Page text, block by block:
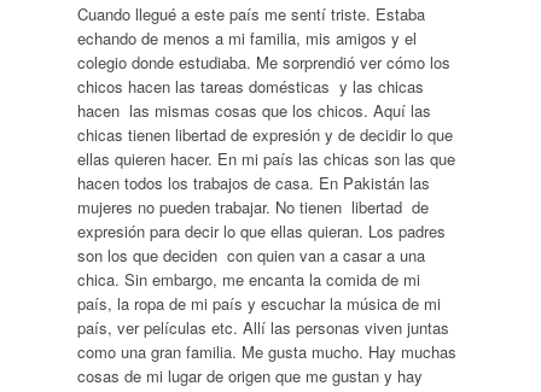
Cuando llegué a este país me sentí triste. Estaba
echando de menos a mi familia, mis amigos y el
colegio donde estudiaba. Me sorprendió ver cómo los
chicos hacen las tareas domésticas y las chicas
hacen las mismas cosas que los chicos. Aquí las
chicas tienen libertad de expresión y de decidir lo que
ellas quieren hacer. En mi país las chicas son las que
hacen todos los trabajos de casa. En Pakistán las
mujeres no pueden trabajar. No tienen libertad de
expresión para decir lo que ellas quieran. Los padres
son los que deciden con quien van a casar a una
chica. Sin embargo, me encanta la comida de mi
país, la ropa de mi país y escuchar la música de mi
país, ver películas etc. Allí las personas viven juntas
como una gran familia. Me gusta mucho. Hay muchas
cosas de mi lugar de origen que me gustan y hay